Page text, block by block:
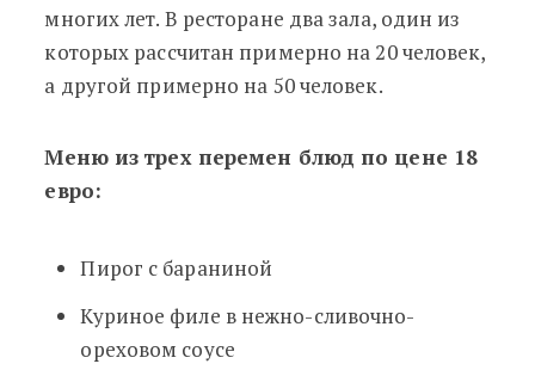
многих лет. В ресторане два зала, один из
которых рассчитан примерно на 20 человек,
а другой примерно на 50 человек.
Меню из трех перемен блюд по цене 18
евро:
Пирог с бараниной
Куриное филе в нежно-сливочно-
ореховом соусе